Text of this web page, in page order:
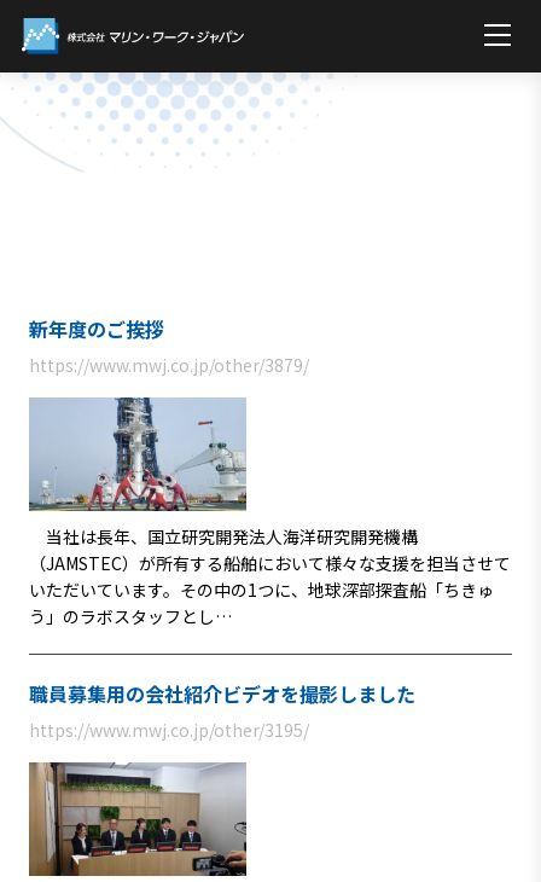
新年度のご挨拶
https://www.mwj.co.jp/other/3879/
当社は長年、国立研究開発法人海洋研究開発機構
（JAMSTEC）が所有する船舶において様々な支援を担当させて
いただいています。その中の1つに、地球深部探査船「ちきゅ
う」のラボスタッフとし…
職員募集用の会社紹介ビデオを撮影しました
https://www.mwj.co.jp/other/3195/